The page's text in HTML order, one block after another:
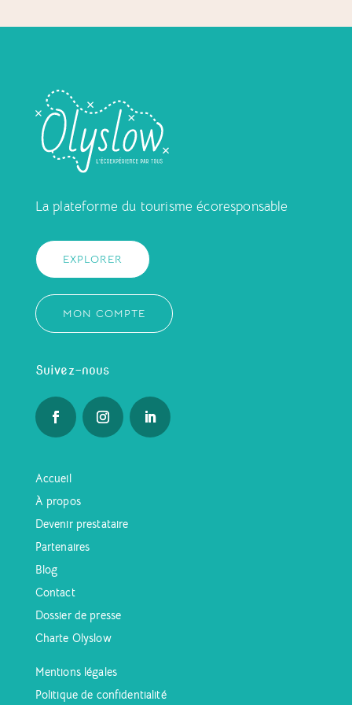
La plateforme du tourisme écoresponsable
EXPLORER
MON COMPTE
Suivez-nous
Accueil
À propos
Devenir prestataire
Partenaires
Blog
Contact
Dossier de presse
Charte Olyslow
Mentions légales
Politique de confidentialité